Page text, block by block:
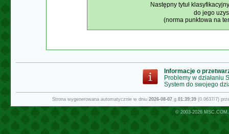
Następny tytuł
do jego
(norma punktowa na
Informacje o
Problemy w działaniu
System do swojego
Strona wygenerowana automatycznie w dniu 2026-08-07g.01:39:39(0.0637/7)
© 2003-2026